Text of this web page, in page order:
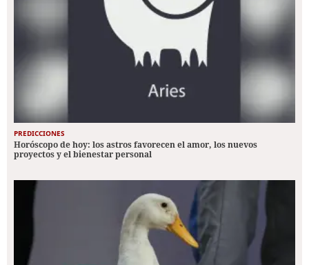
PREDICCIONES
Horóscopo de hoy: los astros favorecen el amor, los nuevos
proyectos y el bienestar personal